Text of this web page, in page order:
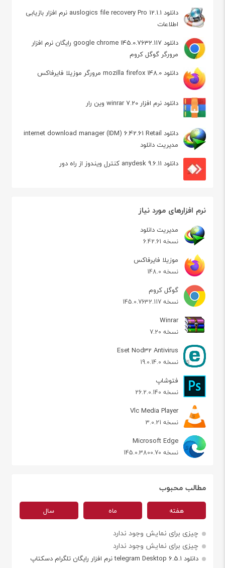
دانلود auslogics file recovery Pro 12.1.1 نرم افزار بازیابی
اطلاعات
دانلود google chrome 145.0.7632.117 رایگان نرم افزار
مرورگر گوگل کروم
دانلود mozilla firefox 148.0 مرورگر موزیلا فایرفاکس
دانلود نرم افزار winrar 7.20 وین رار
دانلود internet download manager (IDM) 6.42.61 Retail
مدیریت دانلود
دانلود anydesk 9.6.11 کنترل ویندوز از راه دور
نرم افزارهای مورد نیاز
مدیریت دانلود
نسخه 6.42.61
موزیلا فایرفاکس
نسخه 148.0
گوگل کروم
نسخه 145.0.7632.117
Winrar
نسخه 7.20
Eset Nod32 Antivirus
نسخه 19.0.14.0
فتوشاپ
نسخه 26.2.0.140
Vlc Media Player
نسخه 3.0.21
Microsoft Edge
نسخه 145.0.3800.70
مطالب محبوب
هفته ماه سال
چیزی برای نمایش وجود ندارد
چیزی برای نمایش وجود ندارد
دانلود telegram Desktop 6.5.1 نرم افزار رایگان تلگرام دسکتاپ